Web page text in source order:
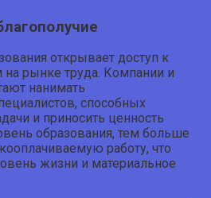
открывает доступ к
рынке труда. Компании и
нанимать
способных
и приносить ценность
образования, тем больше
работу, что
жизни и материальное